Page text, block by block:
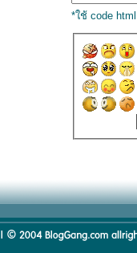
*ใช้ code